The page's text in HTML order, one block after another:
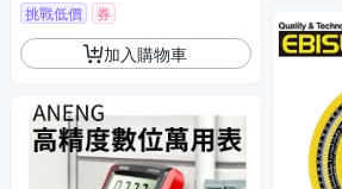
挑戰低價 券
加入購物車